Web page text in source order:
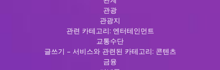
관광
관광지
관련 카테고리: 엔터테인먼트
교통수단
글쓰기 – 서비스와 관련된 카테고리: 콘텐츠
금융